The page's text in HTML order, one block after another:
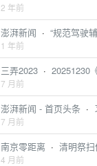
2 年前
澎湃新闻 · “规范驾驶
1 年前
三弄2023 · 20251230
7 月前
澎湃新闻 - 首页头条 ·
7 月前
南京零距离 · 清明祭
4 月前